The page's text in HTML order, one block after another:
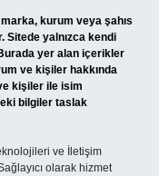
kurum veya şahıs
Sitede yalnızca kendi
Burada yer alan içerikler
ve kişiler hakkında
kişiler ile isim
bilgiler taslak
ve İletişim
olarak hizmet